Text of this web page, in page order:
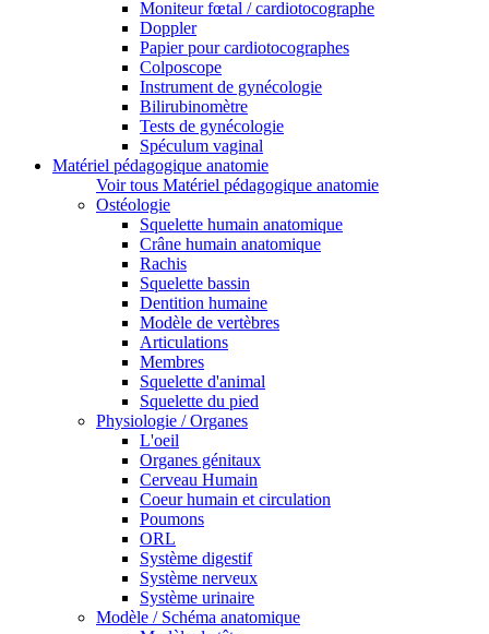
Moniteur fœtal / cardiotocographe
Doppler
Papier pour cardiotocographes
Colposcope
Instrument de gynécologie
Bilirubinomètre
Tests de gynécologie
Spéculum vaginal
Matériel pédagogique anatomie
Voir tous Matériel pédagogique anatomie
Ostéologie
Squelette humain anatomique
Crâne humain anatomique
Rachis
Squelette bassin
Dentition humaine
Modèle de vertèbres
Articulations
Membres
Squelette d'animal
Squelette du pied
Physiologie / Organes
L'oeil
Organes génitaux
Cerveau Humain
Coeur humain et circulation
Poumons
ORL
Système digestif
Système nerveux
Système urinaire
Modèle / Schéma anatomique